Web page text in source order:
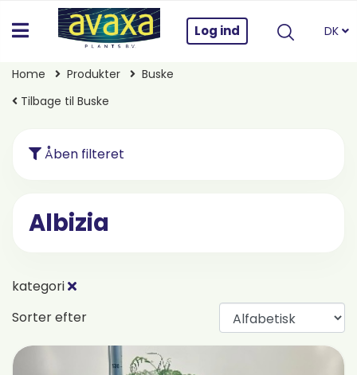
Log ind DK
Home Produkter
Buske
Tilbage til Buske
Åben filteret
Albizia
kategori
Sorter efter